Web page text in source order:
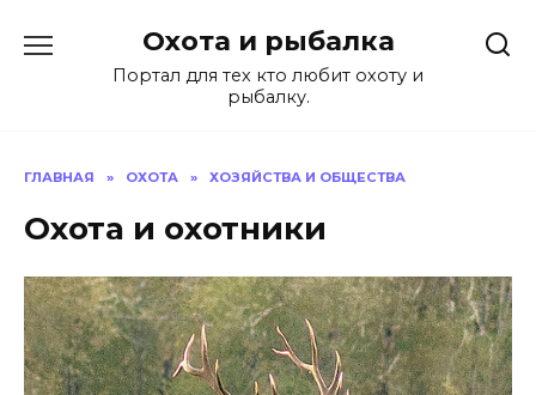
содержанию
Охота и рыбалка
Портал для тех кто любит охоту и
рыбалку.
ГЛАВНАЯ » ОХОТА » ХОЗЯЙСТВА И ОБЩЕСТВА
Охота и охотники